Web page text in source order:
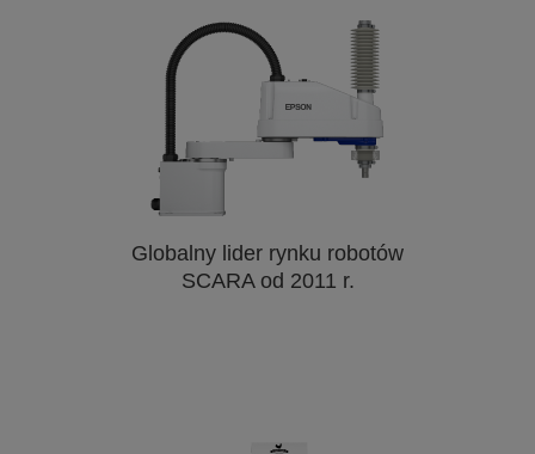
Globalny lider rynku robotów
SCARA od 2011 r.